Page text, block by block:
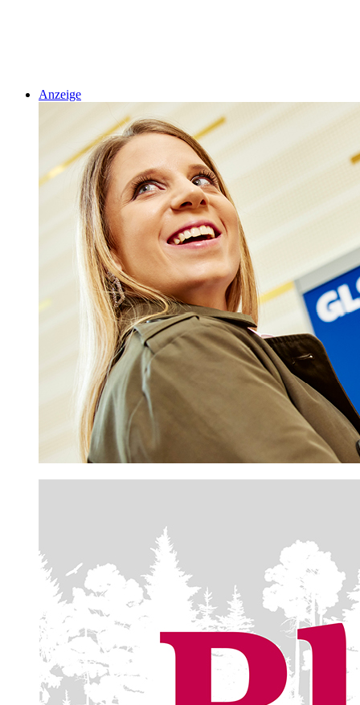
Anzeige